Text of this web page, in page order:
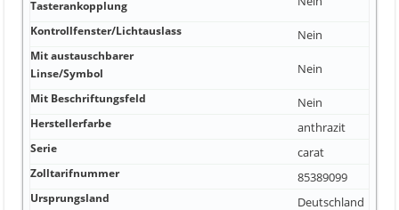
Tasterankopplung
Kontrollfenster/Lichtauslass Nein
Mit austauschbarer
Linse/Symbol
Nein
Mit Beschriftungsfeld Nein
Herstellerfarbe anthrazit
Serie carat
Zolltarifnummer 85389099
Ursprungsland Deutschland